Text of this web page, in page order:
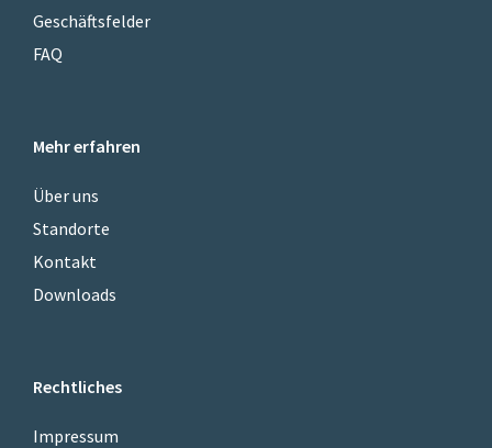
Geschäftsfelder
FAQ
Mehr erfahren
Über uns
Standorte
Kontakt
Downloads
Rechtliches
Impressum